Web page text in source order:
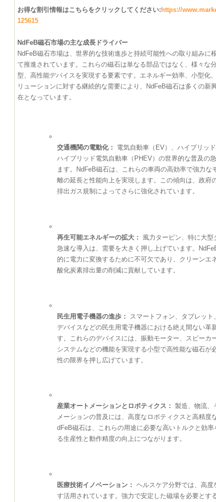
お得な割引情報はこちらをクリックしてください: https://
125615
NdFeB磁石市場の主な成長ドライバー
NdFeB磁石市場は、世界的な技術進歩と持続可能性への取り組みに
て推進されています。これらの磁石は単なる部品ではなく、様々な
型、高性能デバイスを実現する要素です。エネルギー効率、小型化
リューションに対する継続的な需要により、NdFeB磁石は多くの新
在となっています。
交通機関の電動化：
電気自動車（EV）、ハイブリッ
ハイブリッド電気自動車（PHEV）の世界的な普及の
ます。NdFeB磁石は、これらの車両の高効率で強力な
離の延長と性能向上を実現します。この傾向は、政府
排出ガス規制によってさらに強化されています。
再生可能エネルギーの拡大：
風力タービン、特に大
急速な導入は、需要を大きく押し上げています。
的に電力に変換するために不可欠であり、クリーンエ
酸化炭素排出量の削減に貢献しています。
民生用電子機器の進歩：
スマートフォン、タブレッ
デバイスなどの民生用電子機器における絶え間ない革
す。これらのデバイスには、振動モーター、スピーカ
システムなどの機能を実現する小型で高性能な磁石が
性の限界を押し広げています。
産業オートメーションとロボティクス： 製造、物流、
メーションの普及には、高度なロボティクスと高精度
dFeB磁石は、これらの用途に必要な高いトルクと効
る生産性と動作精度の向上につながります。
医療技術イノベーション： ヘルスケア分野では、高度
す活用されています。強力で安定した磁場を必要とす